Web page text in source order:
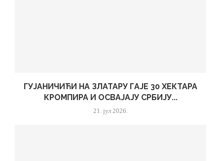
ГУЈАНИЧИЋИ НА ЗЛАТАРУ ГАЈЕ 30 ХЕКТАРА
КРОМПИРА И ОСВАЈАЈУ СРБИЈУ...
21. јул 2026.